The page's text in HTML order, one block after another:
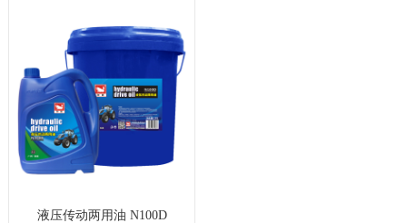
液压传动两用油 N100D